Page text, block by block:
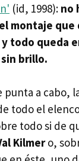
(id, 1998): no
montaje que
todo queda
brillo.
punta a cabo,
todo el
todo si de
Kilmero,